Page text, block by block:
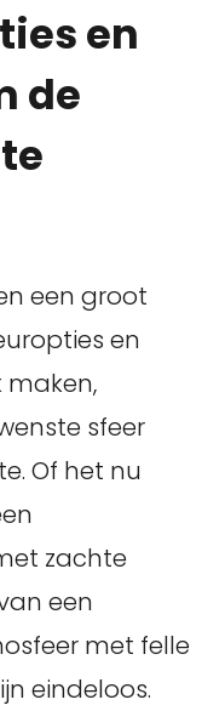
en
de
een groot
en
maken,
sfeer
Of het nu
zachte
een
met felle
eindeloos.